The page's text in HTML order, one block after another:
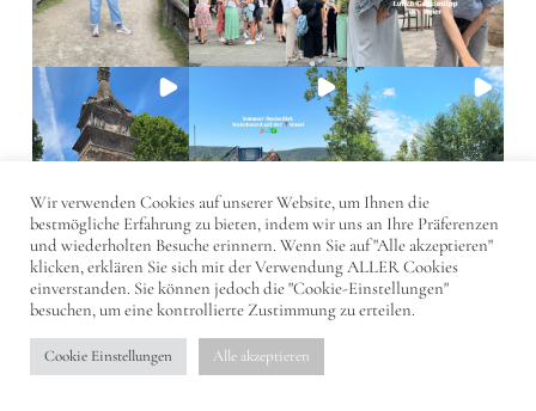
Wir verwenden Cookies auf unserer Website, um Ihnen die
bestmögliche Erfahrung zu bieten, indem wir uns an Ihre Präferenzen
und wiederholten Besuche erinnern. Wenn Sie auf "Alle akzeptieren"
klicken, erklären Sie sich mit der Verwendung ALLER Cookies
einverstanden. Sie können jedoch die "Cookie-Einstellungen"
besuchen, um eine kontrollierte Zustimmung zu erteilen.
Cookie Einstellungen Alle akzeptieren